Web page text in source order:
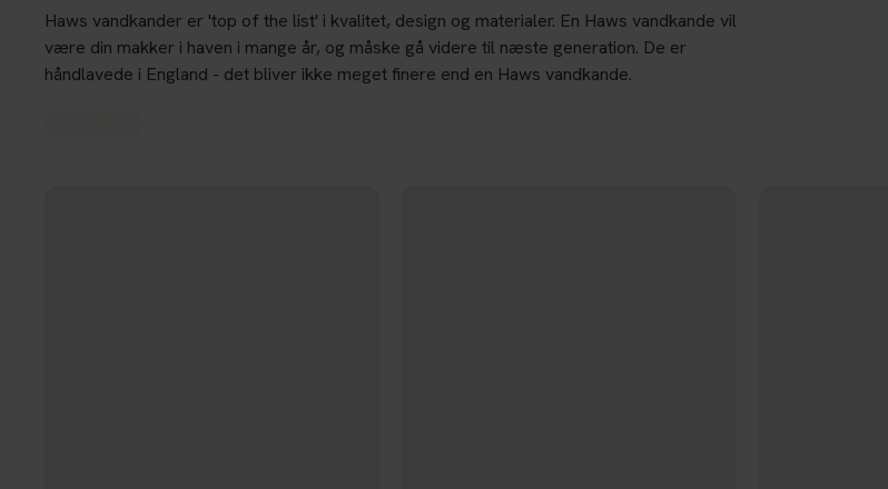
Haws vandkander er 'top of the list' i kvalitet, design og materialer. En Haws vandkande vil
være din makker i haven i mange år, og måske gå videre til næste generation. De er
håndlavede i England - det bliver ikke meget finere end en Haws vandkande.